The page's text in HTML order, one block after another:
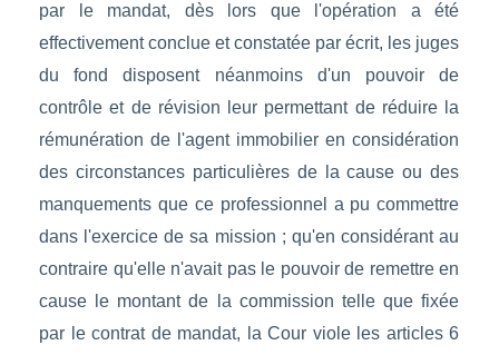
par le mandat, dès lors que l'opération a été
effectivement conclue et constatée par écrit, les juges
du fond disposent néanmoins d'un pouvoir de
contrôle et de révision leur permettant de réduire la
rémunération de l'agent immobilier en considération
des circonstances particulières de la cause ou des
manquements que ce professionnel a pu commettre
dans l'exercice de sa mission ; qu'en considérant au
contraire qu'elle n'avait pas le pouvoir de remettre en
cause le montant de la commission telle que fixée
par le contrat de mandat, la Cour viole les articles 6